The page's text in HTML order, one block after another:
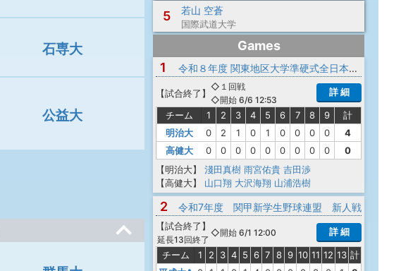
石専大
公益大
5 若山 空蒼
国際武道大学
Games
1
令和８年度 関東地区大学準硬式全日本大会予選会
【試合終了 】
◇１回戦
◇開始 6/6 12:53
詳 細
チーム 1 2 3 4 5 6 7 8 9
計
明治大
0 2 1 0 1 0 0 0 0
4
高健大
0 0 0 0 0 0 0 0 0
0
【明治大】
淺田真樹 雨宮佑貴 吉田渉
【高健大】
山口翔 大沢海翔 山浦浩樹
2 令和7年度 関甲新学生野球連盟 新人戦
【試合終了 】
延長13回終了
◇開始 6/1 12:00 詳 細
チーム 1 2 3 4 5 6 7 8 9 10 11 12 13 計